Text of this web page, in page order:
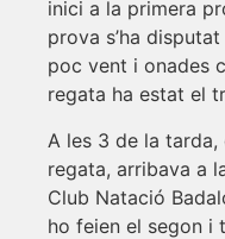
inici a la primera
prova s’ha
poc vent i onades
regata ha estat el
A les 3 de la
regata, arribava a
Club Natació
ho feien el segon i